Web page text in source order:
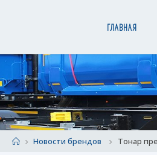
ГЛАВНАЯ
HomeНовости брендов Тонар